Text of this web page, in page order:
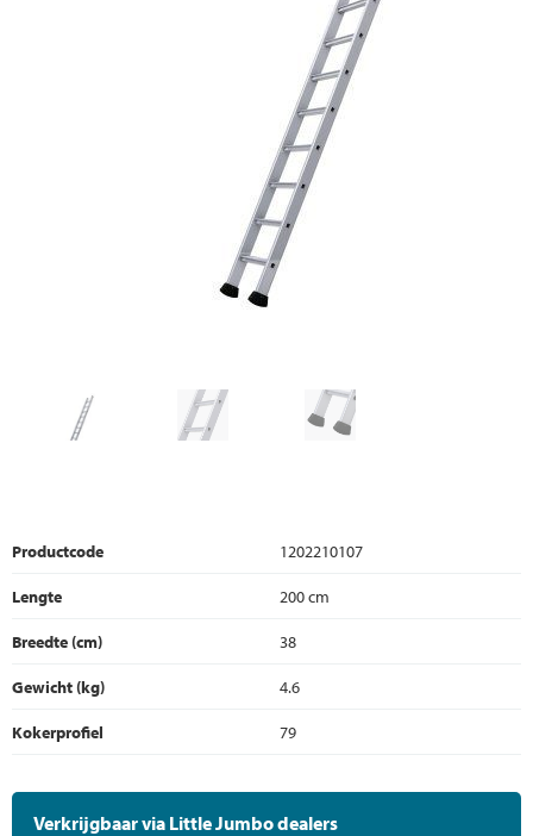
Productcode
1202210107
Lengte
200 cm
Breedte (cm)
38
Gewicht (kg)
4.6
Kokerprofiel
79
Verkrijgbaar via Little Jumbo dealers